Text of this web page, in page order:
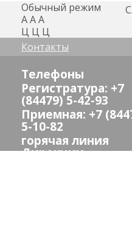
Обычный режим
ААА
Ц Ц Ц
Контакты
Телефоны
Регистратура: +7
(84479) 5-42-93
Приемная: +7
5-10-82
горячая линия
Дирекции